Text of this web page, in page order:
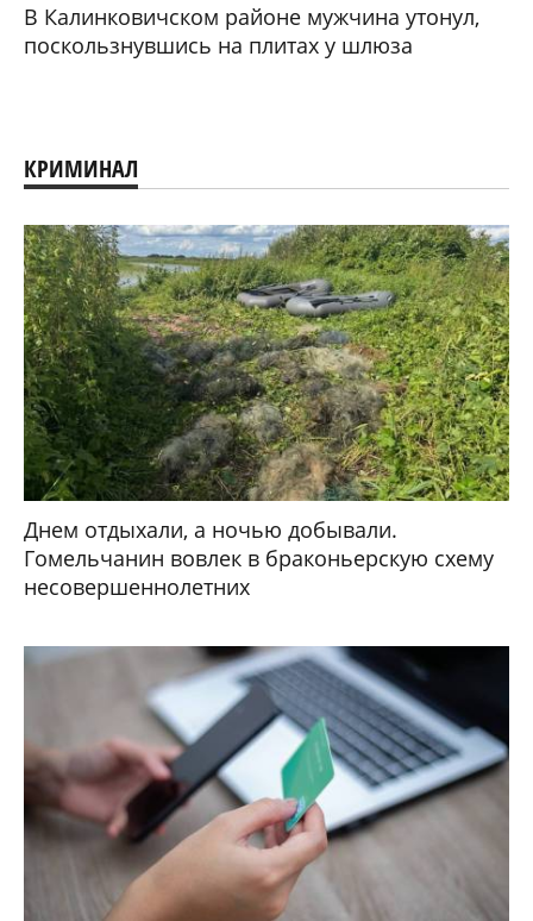
В Калинковичском районе мужчина утонул,
поскользнувшись на плитах у шлюза
КРИМИНАЛ
Днем отдыхали, а ночью добывали.
Гомельчанин вовлек в браконьерскую схему
несовершеннолетних